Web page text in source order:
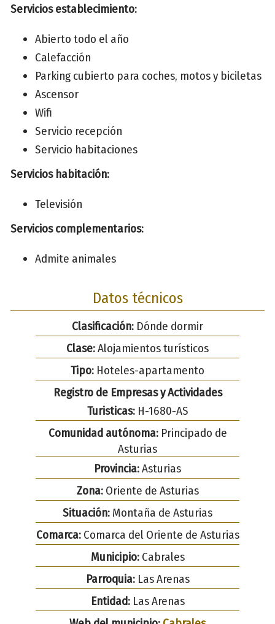
Servicios establecimiento:
Abierto todo el año
Calefacción
Parking cubierto para coches, motos y biciletas
Ascensor
Wifi
Servicio recepción
Servicio habitaciones
Servicios habitación:
Televisión
Servicios complementarios:
Admite animales
Datos técnicos
Clasificación: Dónde dormir
Clase:Alojamientos turísticos
Tipo: Hoteles-apartamento
Registro de Empresas y Actividades
Turisticas:H-1680-AS
Comunidad autónoma:Principado de
Asturias
Provincia:Asturias
Zona:Oriente de Asturias
Situación: Montaña de Asturias
Comarca:Comarca del Oriente de Asturias
Municipio:Cabrales
Parroquia:Las Arenas
Entidad:Las Arenas